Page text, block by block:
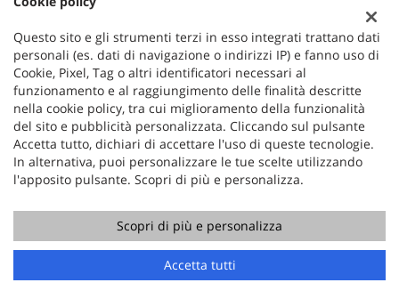
Contatta un consulente
ULTIMI ARRIVI
€ 17.350
PEUGEOT
2008 PureTech 100 S&S Allure
Questo sito e gli strumenti terzi in esso integrati trattano dati
personali (es. dati di navigazione o indirizzi IP) e fanno uso di
Cookie, Pixel, Tag o altri identificatori necessari al
funzionamento e al raggiungimento delle finalità descritte
nella cookie policy, tra cui miglioramento della funzionalità
del sito e pubblicità personalizzata. Cliccando sul pulsante
Accetta tutto, dichiari di accettare l'uso di queste tecnologie.
In alternativa, puoi personalizzare le tue scelte utilizzando
l'apposito pulsante. Scopri di più e personalizza.
Scopri di più e personalizza
Accetta tutti